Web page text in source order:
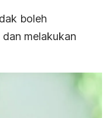
boleh
dan melakukan